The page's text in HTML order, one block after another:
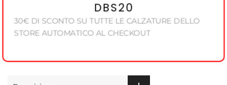
DBS20
30€ DI SCONTO SU TUTTE LE CALZATURE DELLO
STORE AUTOMATICO AL CHECKOUT